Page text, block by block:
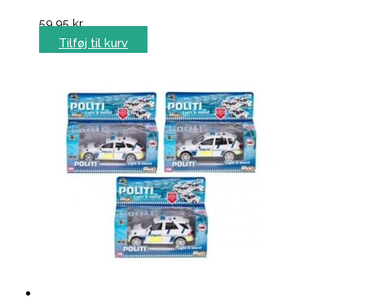
59,95kr.
Tilføj til kurv